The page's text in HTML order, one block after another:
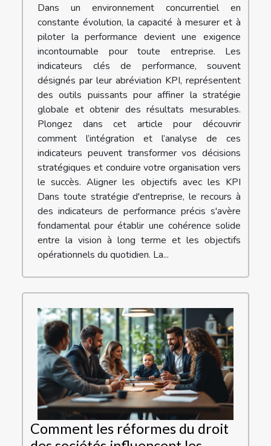
Dans un environnement concurrentiel en
constante évolution, la capacité à mesurer et à
piloter la performance devient une exigence
incontournable pour toute entreprise. Les
indicateurs clés de performance, souvent
désignés par leur abréviation KPI, représentent
des outils puissants pour affiner la stratégie
globale et obtenir des résultats mesurables.
Plongez dans cet article pour découvrir
comment l’intégration et l’analyse de ces
indicateurs peuvent transformer vos décisions
stratégiques et conduire votre organisation vers
le succès. Aligner les objectifs avec les KPI
Dans toute stratégie d'entreprise, le recours à
des indicateurs de performance précis s'avère
fondamental pour établir une cohérence solide
entre la vision à long terme et les objectifs
opérationnels du quotidien. La...
Comment les réformes du droit